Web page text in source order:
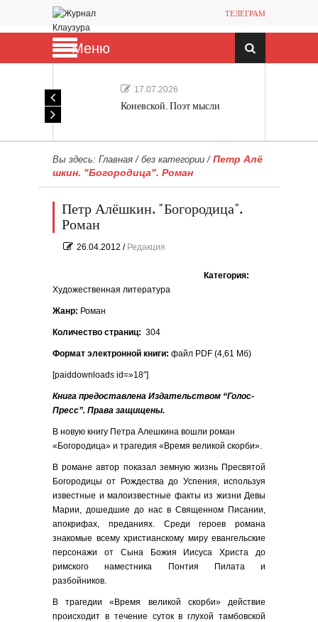
ТЕЛЕГРАМ
Меню
17.07.2026
Коневской. Поэт мысли
Вы здесь: Главная / без категории / Петр Алё
шкин. "Богородица". Роман
Петр Алёшкин. "Богородица".
Роман
26.04.2012 / Редакция
Категория:
Художественная литература
Жанр: Роман
Количество страниц: 304
Формат электронной книги: файл PDF (4,61 Мб)
[paiddownloads id=»18″]
Книга предоставлена Издательством “Голос-
Пресс”. Права защищены.
В новую книгу Петра Алешкина вошли роман
«Богородица» и трагедия «Время великой скорби».
В романе автор показал земную жизнь Пресвятой
Богородицы от Рождества до Успения, используя
известные и малоизвестные факты из жизни Девы
Марии, дошедшие до нас в Священном Писании,
апокрифах, преданиях. Среди героев романа
знакомые всему христианскому миру евангельские
персонажи от Сына Божия Иисуса Христа до
римского наместника Понтия Пилата и
разбойников.
В трагедии «Время великой скорби» действие
происходит в течение суток в глухой тамбовской